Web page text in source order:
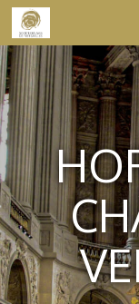
Skip to content